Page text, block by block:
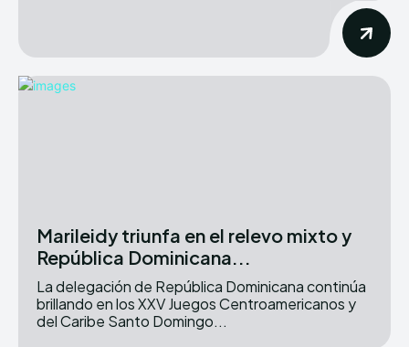
Marileidy triunfa en el relevo mixto y
República Dominicana...
La delegación de República Dominicana continúa
brillando en los XXV Juegos Centroamericanos y
del Caribe Santo Domingo...